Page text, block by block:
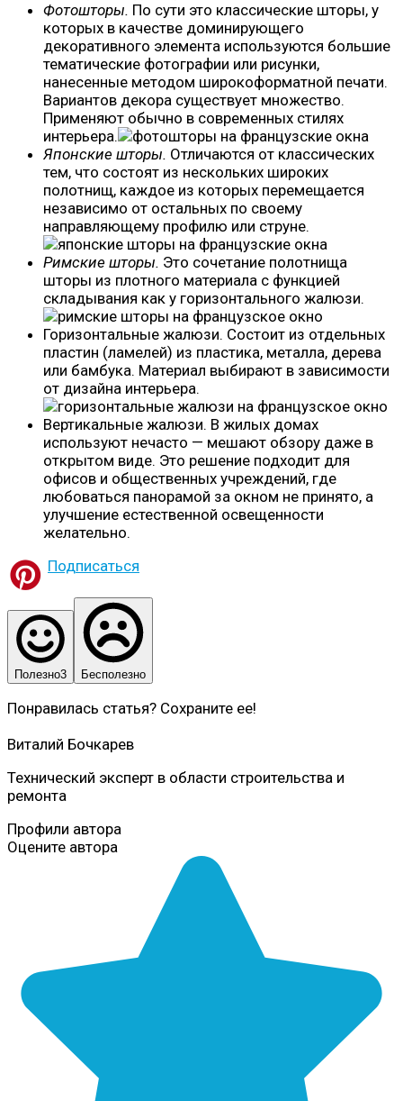
Фотошторы. По сути это классические шторы, у
которых в качестве доминирующего
декоративного элемента используются большие
тематические фотографии или рисунки,
нанесенные методом широкоформатной печати.
Вариантов декора существует множество.
Применяют обычно в современных стилях
интерьера.
Японские шторы. Отличаются от классических
тем, что состоят из нескольких широких
полотнищ, каждое из которых перемещается
независимо от остальных по своему
направляющему профилю или струне.
Римские шторы. Это сочетание полотнища
шторы из плотного материала с функцией
складывания как у горизонтального жалюзи.
Горизонтальные жалюзи. Состоит из отдельных
пластин (ламелей) из пластика, металла, дерева
или бамбука. Материал выбирают в зависимости
от дизайна интерьера.
Вертикальные жалюзи. В жилых домах
используют нечасто — мешают обзору даже в
открытом виде. Это решение подходит для
офисов и общественных учреждений, где
любоваться панорамой за окном не принято, а
улучшение естественной освещенности
желательно.
Подписаться
Полезно3 Бесполезно
Понравилась статья? Сохраните ее!
Виталий Бочкарев
Технический эксперт в области строительства и
ремонта
Профили автора
Оцените автора